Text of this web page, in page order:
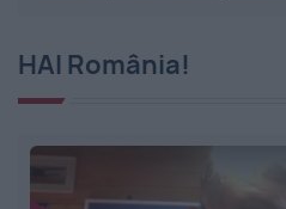
HAI România!